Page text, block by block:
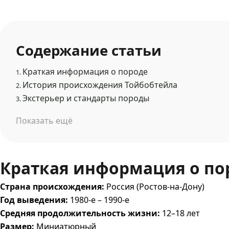
Содержание статьи
1. Краткая информация о породе
2. История происхождения Тойбобтейла
3.Экстерьер и стандарты породы
Показать ещё
Краткая информация о
Страна происхождения: Россия (Ростов-на-Дону)
Год выведения: 1980-е – 1990-е
Средняя продолжительность жизни: 12–18 лет
Размер: Миниатюрный